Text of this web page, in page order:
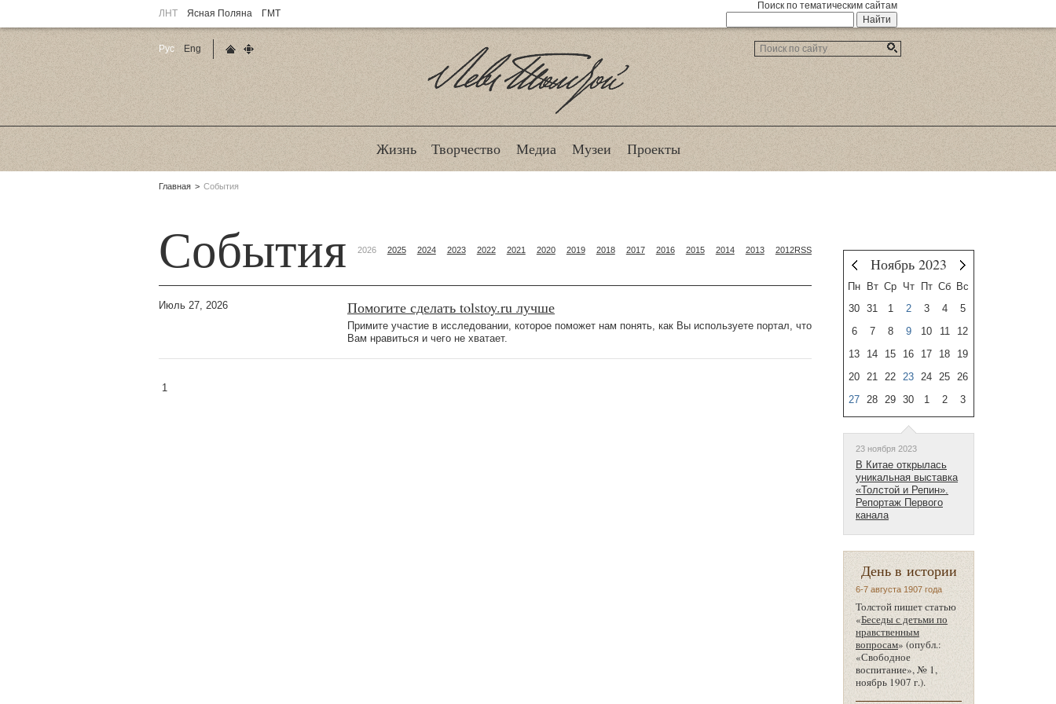
ЛНТ Ясная Поляна ГМТ
Поиск по тематическим сайтам
Лев Толстой
Жизнь Творчество Медиа Музеи Проекты
Родительские
Главная События
События 2026 2025 2024 2023 2022 2021 2020 2019 2018 2017 2016 2015 2014 2013 2012RSS
Июль 27, 2026 Помогите сделать tolstoy.ru лучше
Примите участие в исследовании, которое поможет нам понять, как Вы используете портал, что
Вам нравиться и чего не хватает.
1
Ноябрь 2023
Пн Вт Ср Чт Пт Сб Вс
30
31 1 2 3 4
5
6
7 8 9 10 11
12
13
14 15 16 17 18
19
20
21 22 23 24 25
26
27
28 29 30 1 2 3
23 ноября 2023
В Китае открылась
уникальная выставка
«Толстой и Репин».
Репортаж Первого
канала
День в истории
6-7 августа 1907 года
Толстой пишет статью
«Беседы с детьми по
нравственным
вопросам» (опубл.:
«Свободное
воспитание», № 1,
ноябрь 1907 г.).
Рус
Eng